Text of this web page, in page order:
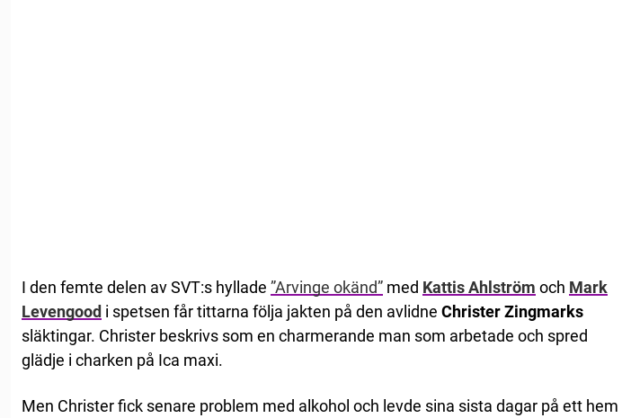
I den femte delen av SVT:s hyllade ”Arvinge okänd” med Kattis Ahlström och Mark
Levengood i spetsen får tittarna följa jakten på den avlidne Christer Zingmarks
släktingar. Christer beskrivs som en charmerande man som arbetade och spred
glädje i charken på Ica maxi.
Men Christer fick senare problem med alkohol och levde sina sista dagar på ett hem